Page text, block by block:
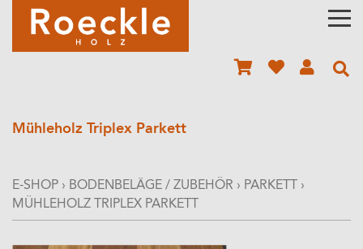
Mühleholz Triplex Parkett
E-SHOP › BODENBELÄGE / ZUBEHÖR › PARKETT
›
MÜHLEHOLZ TRIPLEX PARKETT